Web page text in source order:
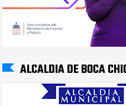
ALCALDIA DE BOCA